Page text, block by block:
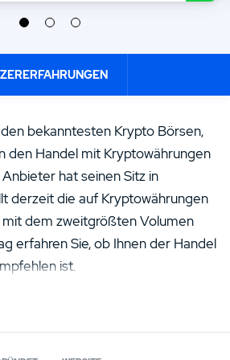
bekanntesten Krypto Börsen,
den Handel mit Kryptowährungen
hat seinen Sitz in
derzeit die auf Kryptowährungen
dem zweitgrößten Volumen
erfahren Sie, ob Ihnen der Handel
ist.
zur Bitstamp Krypto
die Börse mit dem Ziel, in